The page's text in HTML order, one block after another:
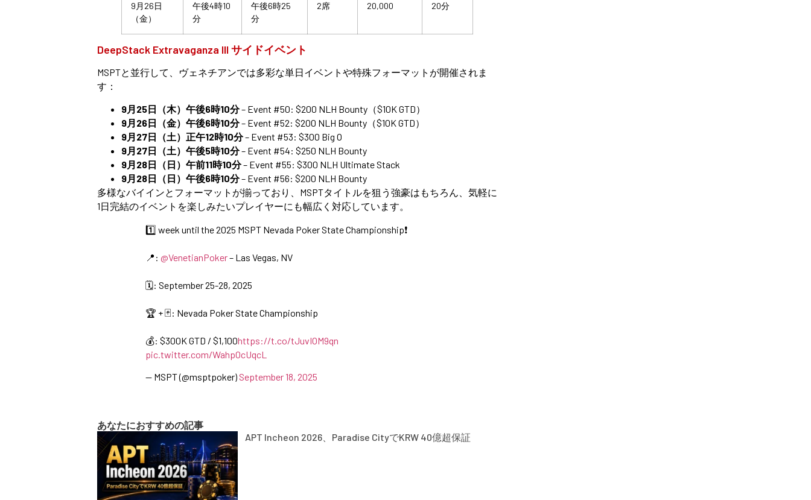
9月26日
（金）
午後4時10
分
午後6時25
分
2席 20,000 20分
DeepStack Extravaganza III サイドイベント
MSPTと並行して、ヴェネチアンでは多彩な単日イベントや特殊フォーマットが開催されま
す：
9月25日（木）午後6時10分– Event #50: $200 NLH Bounty（$10K GTD）
9月26日（金）午後6時10分– Event #52: $200 NLH Bounty（$10K GTD）
9月27日（土）正午12時10分– Event #53: $300 Big O
9月27日（土）午後5時10分– Event #54: $250 NLH Bounty
9月28日（日）午前11時10分– Event #55: $300 NLH Ultimate Stack
9月28日（日）午後6時10分– Event #56: $200 NLH Bounty
多様なバイインとフォーマットが揃っており、MSPTタイトルを狙う強豪はもちろん、気軽に
1日完結のイベントを楽しみたいプレイヤーにも幅広く対応しています。
1️⃣ week until the 2025 MSPT Nevada Poker State Championship❗️
📍: @VenetianPoker– Las Vegas, NV
🗓️: September 25-28, 2025
🏆 + 🃏: Nevada Poker State Championship
💰: $300K GTD / $1,100https://t.co/tJuvIOM9qn
pic.twitter.com/WahpOcUqcL
— MSPT (@msptpoker) September 18, 2025
あなたにおすすめの記事
APT Incheon 2026、Paradise CityでKRW 40億超保証